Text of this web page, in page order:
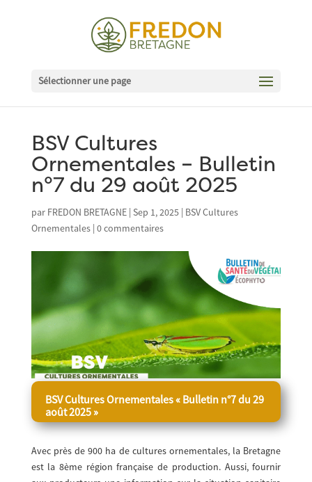
Sélectionner une page
BSV Cultures
Ornementales – Bulletin
n°7 du 29 août 2025
par FREDON BRETAGNE| Sep 1, 2025| BSV Cultures
Ornementales| 0 commentaires
BSV Cultures Ornementales« Bulletin n°7 du 29
août 2025 »
Avec près de 900 ha de cultures ornementales, la Bretagne
est la 8ème région française de production. Aussi, fournir